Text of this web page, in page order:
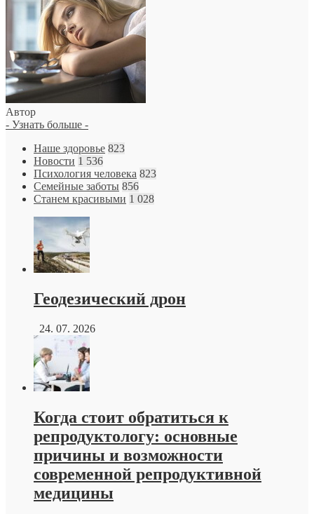
Автор
- Узнать больше -
Наше здоровье 823
Новости 1 536
Психология человека 823
Семейные заботы 856
Станем красивыми 1 028
Геодезический дрон
24. 07. 2026
Когда стоит обратиться к
репродуктологу: основные
причины и возможности
современной репродуктивной
медицины